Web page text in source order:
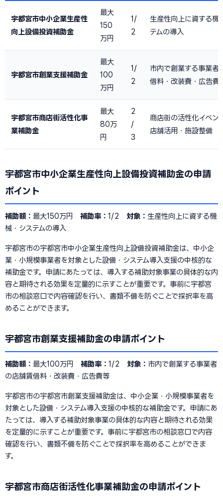
宇都宮市中小企業生産性
向上設備投資補助金
最大
150
万円
1/
2
生産性向上に資する機
テムの導入
宇都宮市創業支援補助金
最大
100
万円
1/
2
市内で創業する事業者
借料・改装費・広告費
宇都宮市商店街活性化事
業補助金
最大
80万
円
2
/
3
商店街の活性化イベン
店舗活用・施設整備
宇都宮市中小企業生産性向上設備投資補助金の申請
ポイント
補助額： 最大150万円 補助率： 1/2 対象： 生産性向上に資する機
械・システムの導入
宇都宮市の宇都宮市中小企業生産性向上設備投資補助金は、中小企
業・小規模事業者を対象とした設備・システム導入支援の中核的な
補助金です。申請にあたっては、導入する補助対象事業の具体的な内
容と期待される効果を定量的に示すことが重要です。事前に宇都宮
市の相談窓口で内容確認を行い、書類不備を防ぐことで採択率を高
めることができます。
宇都宮市創業支援補助金の申請ポイント
補助額： 最大100万円 補助率： 1/2 対象： 市内で創業する事業者
の店舗賃借料・改装費・広告費等
宇都宮市の宇都宮市創業支援補助金は、中小企業・小規模事業者を
対象とした設備・システム導入支援の中核的な補助金です。申請にあ
たっては、導入する補助対象事業の具体的な内容と期待される効果
を定量的に示すことが重要です。事前に宇都宮市の相談窓口で内容
確認を行い、書類不備を防ぐことで採択率を高めることができま
す。
宇都宮市商店街活性化事業補助金の申請ポイント